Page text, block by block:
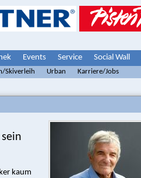
Events Service Social Wall
Skiverleih Urban Karriere/Jobs
kaum